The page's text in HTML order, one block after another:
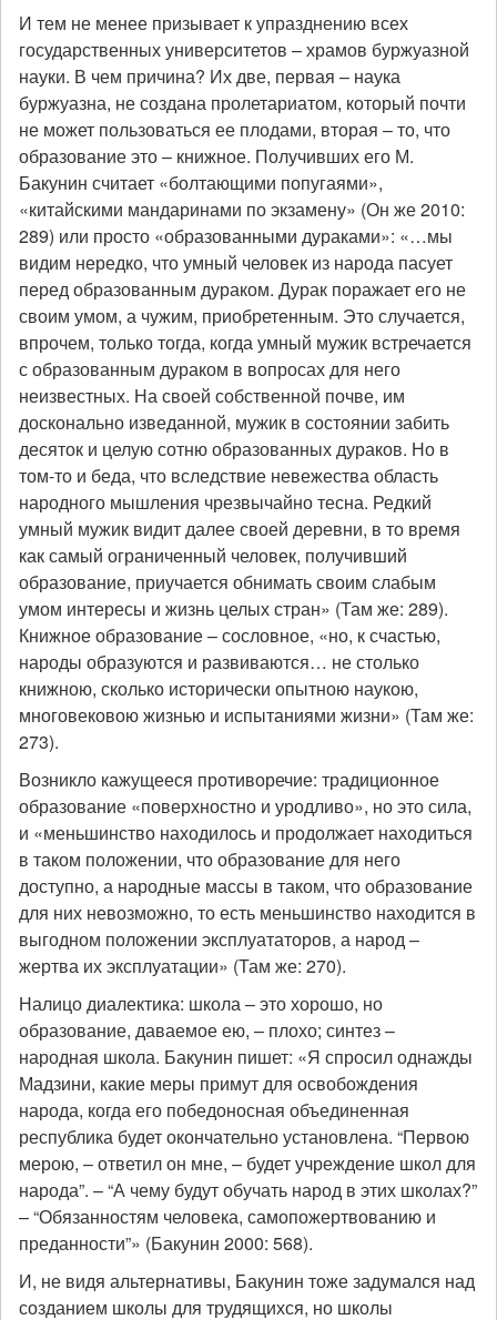
И тем не менее призывает к упразднению всех
государственных университетов – храмов буржуазной
науки. В чем причина? Их две, первая – наука
буржуазна, не создана пролетариатом, который почти
не может пользоваться ее плодами, вторая – то, что
образование это – книжное. Получивших его М.
Бакунин считает «болтающими попугаями»,
«китайскими мандаринами по экзамену» (Он же 2010:
289) или просто «образованными дураками»: «…мы
видим нередко, что умный человек из народа пасует
перед образованным дураком. Дурак поражает его не
своим умом, а чужим, приобретенным. Это случается,
впрочем, только тогда, когда умный мужик встречается
с образованным дураком в вопросах для него
неизвестных. На своей собственной почве, им
досконально изведанной, мужик в состоянии забить
десяток и целую сотню образованных дураков. Но в
том-то и беда, что вследствие невежества область
народного мышления чрезвычайно тесна. Редкий
умный мужик видит далее своей деревни, в то время
как самый ограниченный человек, получивший
образование, приучается обнимать своим слабым
умом интересы и жизнь целых стран» (Там же: 289).
Книжное образование – сословное, «но, к счастью,
народы образуются и развиваются… не столько
книжною, сколько исторически опытною наукою,
многовековою жизнью и испытаниями жизни» (Там же:
273).
Возникло кажущееся противоречие: традиционное
образование «поверхностно и уродливо», но это сила,
и «меньшинство находилось и продолжает находиться
в таком положении, что образование для него
доступно, а народные массы в таком, что образование
для них невозможно, то есть меньшинство находится в
выгодном положении эксплуататоров, а народ –
жертва их эксплуатации» (Там же: 270).
Налицо диалектика: школа – это хорошо, но
образование, даваемое ею, – плохо; синтез –
народная школа. Бакунин пишет: «Я спросил однажды
Мадзини, какие меры примут для освобождения
народа, когда его победоносная объединенная
республика будет окончательно установлена. “Первою
мерою, – ответил он мне, – будет учреждение школ для
народа”. – “А чему будут обучать народ в этих школах?”
– “Обязанностям человека, самопожертвованию и
преданности”» (Бакунин 2000: 568).
И, не видя альтернативы, Бакунин тоже задумался над
созданием школы для трудящихся, но школы